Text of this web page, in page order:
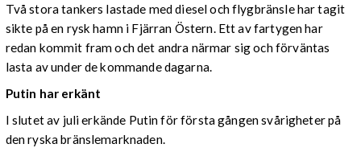
Två stora tankers lastade med diesel och flygbränsle har tagit
sikte på en rysk hamn i Fjärran Östern. Ett av fartygen har
redan kommit fram och det andra närmar sig och förväntas
lasta av under de kommande dagarna.
Putin har erkänt
I slutet av juli erkände Putin för första gången svårigheter på
den ryska bränslemarknaden.